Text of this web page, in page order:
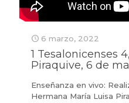
6 marzo, 2022
1 Tesalonicenses
Piraquive, 6 de
Enseñanza en vivo:
Hermana María Luisa